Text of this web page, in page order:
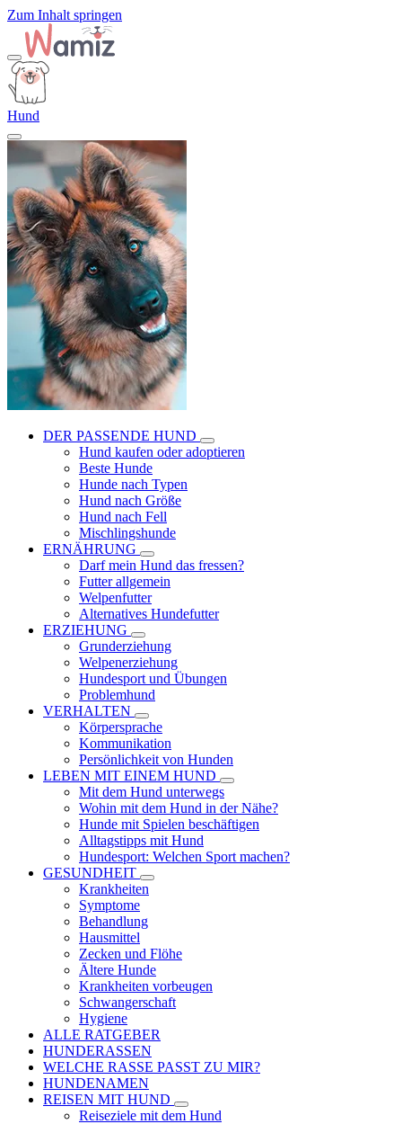
Zum Inhalt springen
Hund
DER PASSENDE HUND
Hund kaufen oder adoptieren
Beste Hunde
Hunde nach Typen
Hund nach Größe
Hund nach Fell
Mischlingshunde
ERNÄHRUNG
Darf mein Hund das fressen?
Futter allgemein
Welpenfutter
Alternatives Hundefutter
ERZIEHUNG
Grunderziehung
Welpenerziehung
Hundesport und Übungen
Problemhund
VERHALTEN
Körpersprache
Kommunikation
Persönlichkeit von Hunden
LEBEN MIT EINEM HUND
Mit dem Hund unterwegs
Wohin mit dem Hund in der Nähe?
Hunde mit Spielen beschäftigen
Alltagstipps mit Hund
Hundesport: Welchen Sport machen?
GESUNDHEIT
Krankheiten
Symptome
Behandlung
Hausmittel
Zecken und Flöhe
Ältere Hunde
Krankheiten vorbeugen
Schwangerschaft
Hygiene
ALLE RATGEBER
HUNDERASSEN
WELCHE RASSE PASST ZU MIR?
HUNDENAMEN
REISEN MIT HUND
Reiseziele mit dem Hund